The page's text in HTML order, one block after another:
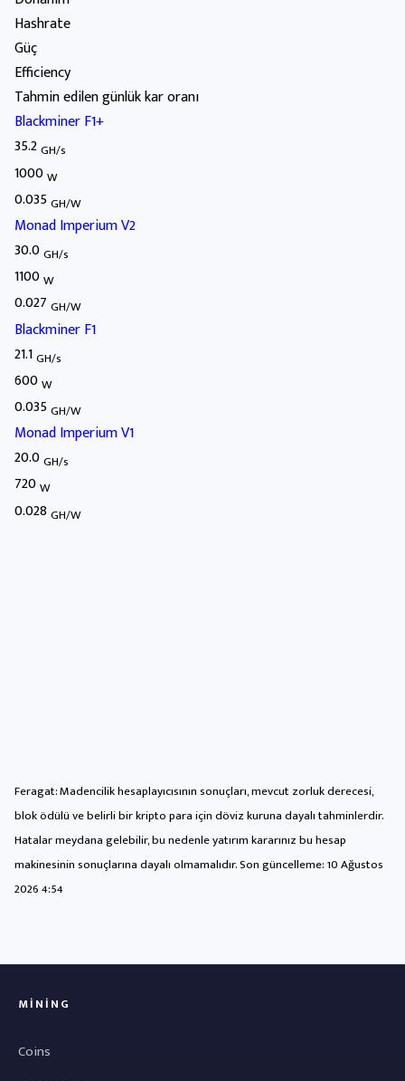
Hashrate
Güç
Efficiency
Tahmin edilen günlük kar oranı
Blackminer F1+
35.2GH/s
1000W
0.035GH/W
Monad Imperium V2
30.0GH/s
1100W
0.027 GH/W
Blackminer F1
21.1GH/s
600W
0.035GH/W
Monad Imperium V1
20.0GH/s
720W
0.028 GH/W
Feragat: Madencilik hesaplayıcısının sonuçları, mevcut zorluk derecesi,
blok ödülü ve belirli bir kripto para için döviz kuruna dayalı tahminlerdir.
Hatalar meydana gelebilir, bu nedenle yatırım kararınız bu hesap
makinesinin sonuçlarına dayalı olmamalıdır. Son güncelleme:10 Ağustos
2026 4:54
MINING
Coins